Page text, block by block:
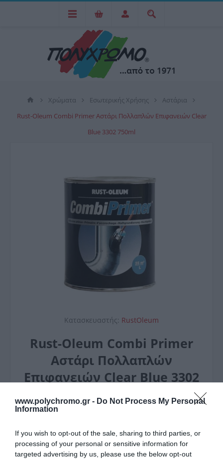
www.polychromo.gr - Do Not Process My Personal
Information
If you wish to opt-out of the sale, sharing to third parties, or
processing of your personal or sensitive information for
targeted advertising by us, please use the below opt-out
Χρώματα Εσωτερικής Χρήσης
Αστάρια
Rust-Oleum Combi Primer Αστάρι Πολλαπλών Επιφανειών Clear
Blue 3302 750ml
Κατασκευαστής: RustOleum
Rust-Oleum Combi Primer
Αστάρι Πολλαπλών
Επιφανειών Clear Blue 3302
750ml